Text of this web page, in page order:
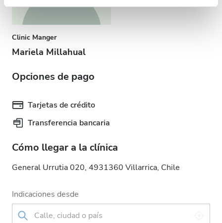
nuestros partners de redes sociales, publicidad y análisis
web, quienes pueden combinarla con otra información
que les haya proporcionado o que hayan recopilado a
Clinic Manger
Mariela Millahual
Opciones de pago
Tarjetas de crédito
Transferencia bancaria
Cómo llegar a la clínica
General Urrutia 020, 4931360 Villarrica, Chile
Indicaciones desde